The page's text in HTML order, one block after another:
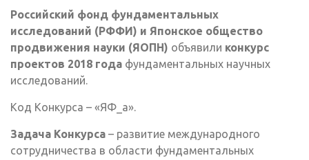
Российский фонд фундаментальных
исследований (РФФИ) и Японское общество
продвижения науки (ЯОПН) объявили конкурс
проектов 2018 года фундаментальных научных
исследований.
Код Конкурса – «ЯФ_а».
Задача Конкурса – развитие международного
сотрудничества в области фундаментальных